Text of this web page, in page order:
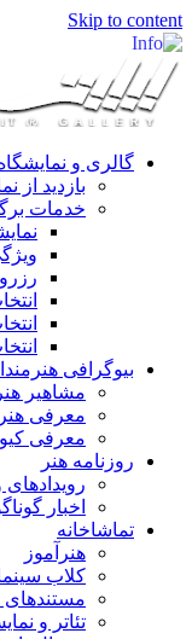
Skip to content
گالری و
بازدید از
خدمات
بیوگرافی
مشاهیر
معرفی
معرفی
روزنامه هنر
رویدادهای
اخبار
تماشاخانه
هنرآموز
کلاب
مستندهای
تئاتر و